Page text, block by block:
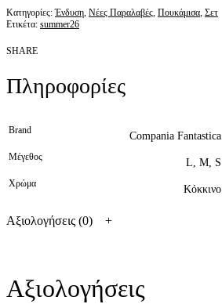
Κατηγορίες:Ένδυση, Νέες Παραλαβές, Πουκάμισα, Σετ
Ετικέτα: summer26
SHARE
Πληροφορίες
Brand Compania Fantastica
Μέγεθος L, M, S
Χρώμα Κόκκινο
Αξιολογήσεις (0)
Αξιολογήσεις